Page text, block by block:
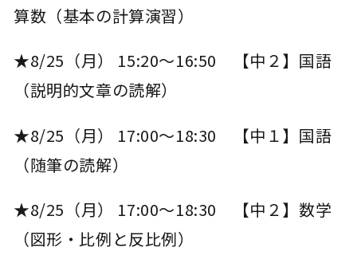
算数（基本の計算演習）
★8/25（月） 15:20～16:50 【中２】国語
（説明的文章の読解）
★8/25（月） 17:00～18:30 【中１】国語
（随筆の読解）
★8/25（月） 17:00～18:30 【中２】数学
（図形・比例と反比例）